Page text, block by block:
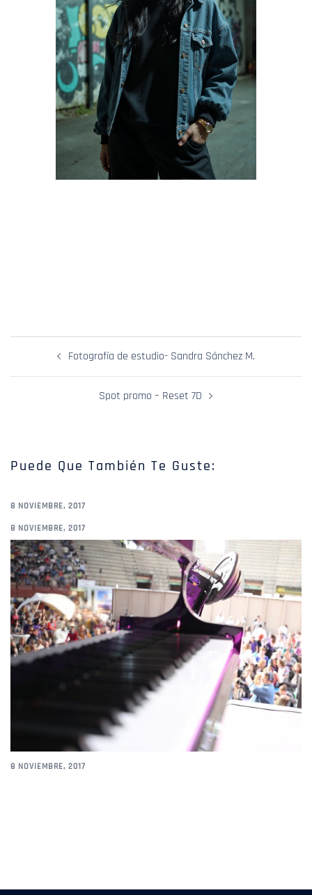
Fotografía de estudio- Sandra Sánchez M.
Spot promo – Reset 7D
Puede Que También Te Guste:
8 NOVIEMBRE, 2017
8 NOVIEMBRE, 2017
8 NOVIEMBRE, 2017